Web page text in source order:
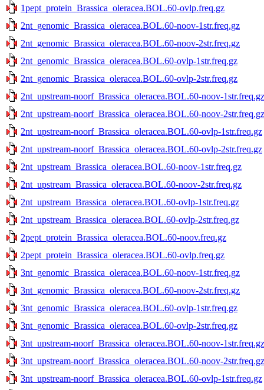
1pept_protein_Brassica_oleracea.BOL.60-ovlp.freq.gz
2nt_genomic_Brassica_oleracea.BOL.60-noov-1str.freq.gz
2nt_genomic_Brassica_oleracea.BOL.60-noov-2str.freq.gz
2nt_genomic_Brassica_oleracea.BOL.60-ovlp-1str.freq.gz
2nt_genomic_Brassica_oleracea.BOL.60-ovlp-2str.freq.gz
2nt_upstream-noorf_Brassica_oleracea.BOL.60-noov-1str.freq.gz
2nt_upstream-noorf_Brassica_oleracea.BOL.60-noov-2str.freq.gz
2nt_upstream-noorf_Brassica_oleracea.BOL.60-ovlp-1str.freq.gz
2nt_upstream-noorf_Brassica_oleracea.BOL.60-ovlp-2str.freq.gz
2nt_upstream_Brassica_oleracea.BOL.60-noov-1str.freq.gz
2nt_upstream_Brassica_oleracea.BOL.60-noov-2str.freq.gz
2nt_upstream_Brassica_oleracea.BOL.60-ovlp-1str.freq.gz
2nt_upstream_Brassica_oleracea.BOL.60-ovlp-2str.freq.gz
2pept_protein_Brassica_oleracea.BOL.60-noov.freq.gz
2pept_protein_Brassica_oleracea.BOL.60-ovlp.freq.gz
3nt_genomic_Brassica_oleracea.BOL.60-noov-1str.freq.gz
3nt_genomic_Brassica_oleracea.BOL.60-noov-2str.freq.gz
3nt_genomic_Brassica_oleracea.BOL.60-ovlp-1str.freq.gz
3nt_genomic_Brassica_oleracea.BOL.60-ovlp-2str.freq.gz
3nt_upstream-noorf_Brassica_oleracea.BOL.60-noov-1str.freq.gz
3nt_upstream-noorf_Brassica_oleracea.BOL.60-noov-2str.freq.gz
3nt_upstream-noorf_Brassica_oleracea.BOL.60-ovlp-1str.freq.gz